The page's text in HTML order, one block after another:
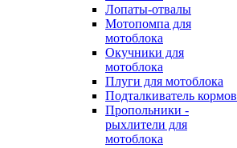
Лопаты-отвалы
Мотопомпа для
мотоблока
Окучники для
мотоблока
Плуги для мотоблока
Подталкиватель кормов
Пропольники -
рыхлители для
мотоблока